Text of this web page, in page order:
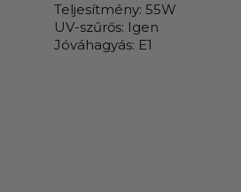
Teljesítmény: 55W
UV-szűrős: Igen
Jóváhagyás: E1